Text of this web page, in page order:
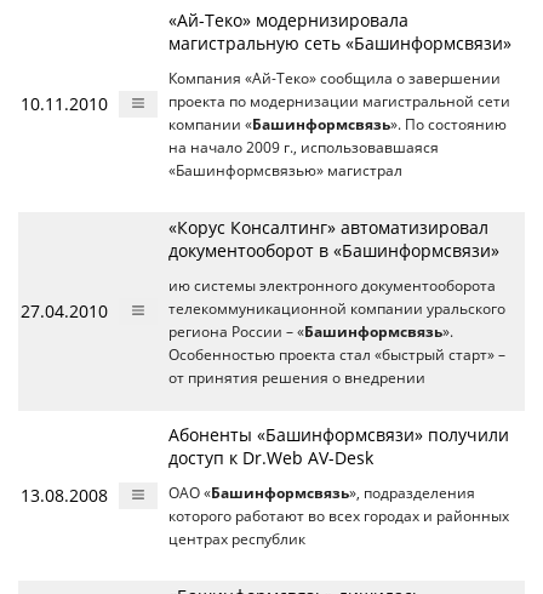
10.11.2010
«Ай-Теко» модернизировала
магистральную сеть «Башинформсвязи»
Компания «Ай-Теко» сообщила о завершении
проекта по модернизации магистральной сети
компании «Башинформсвязь». По состоянию
на начало 2009 г., использовавшаяся
«Башинформсвязью» магистрал
27.04.2010
«Корус Консалтинг» автоматизировал
документооборот в «Башинформсвязи»
ию системы электронного документооборота
телекоммуникационной компании уральского
региона России – «Башинформсвязь».
Особенностью проекта стал «быстрый старт» –
от принятия решения о внедрении
13.08.2008
Абоненты «Башинформсвязи» получили
доступ к Dr.Web AV-Desk
ОАО «Башинформсвязь», подразделения
которого работают во всех городах и районных
центрах республик